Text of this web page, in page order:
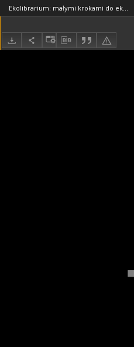
Ekolibrarium: małymi krokami do ekologicznego trybu życia. Plakat 9